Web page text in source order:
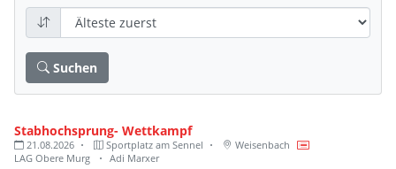
Suchen
Stabhochsprung- Wettkampf
21.08.2026 Sportplatz am Sennel
Weisenbach
LAG Obere Murg
Adi Marxer